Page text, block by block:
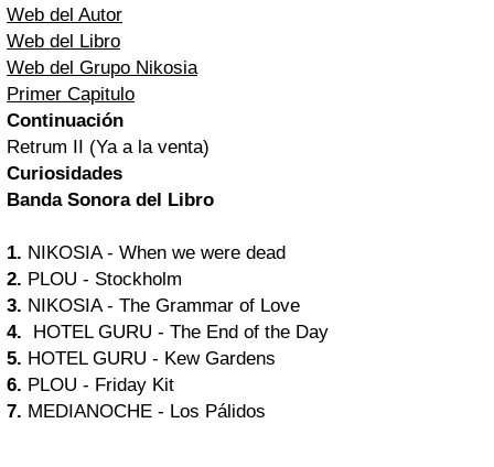
Web del Autor
Web del Libro
Web del Grupo Nikosia
Primer Capitulo
Continuación
Retrum II (Ya a la venta)
Curiosidades
Banda Sonora del Libro
1. NIKOSIA - When we were dead
2. PLOU - Stockholm
3. NIKOSIA - The Grammar of Love
4. HOTEL GURU - The End of the Day
5. HOTEL GURU - Kew Gardens
6. PLOU - Friday Kit
7. MEDIANOCHE - Los Pálidos